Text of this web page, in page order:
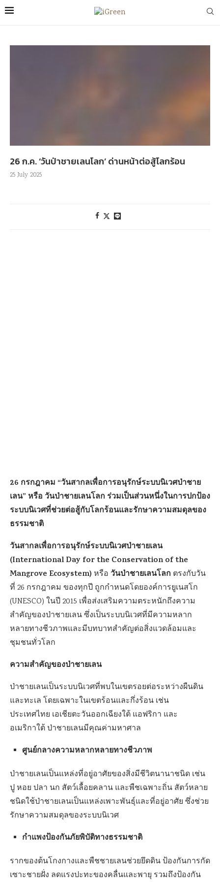
26 ก.ค. ‘วันป่าชายเลนโลก’ ด่านหน้าต่อสู้โลกร้อน
25 July 2025
26 กรกฎาคม “วันสากลเพื่อการอนุรักษ์ระบบนิเวศป่าชาย
เลน” หรือ วันป่าชายเลนโลก ร่วมเป็นส่วนหนึ่งในการปกป้อง
ระบบนิเวศที่ช่วยต่อสู้กับโลกร้อนและรักษาความสมดุลของ
ธรรมชาติ
วันสากลเพื่อการอนุรักษ์ระบบนิเวศป่าชายเลน
(International Day for the Conservation of the
Mangrove Ecosystem) หรือ วันป่าชายเลนโลก ตรงกับวัน
ที่ 26 กรกฎาคม ของทุกปี ถูกกำหนดโดยองค์การยูเนสโก
(UNESCO) ในปี 2015 เพื่อส่งเสริมความตระหนักถึงความ
สำคัญของป่าชายเลน ซึ่งเป็นระบบนิเวศที่มีความหลาก
หลายทางชีวภาพและมีบทบาทสำคัญต่อสิ่งแวดล้อมและ
ชุมชนทั่วโลก
ความสำคัญของป่าชายเลน
ป่าชายเลนเป็นระบบนิเวศที่พบในเขตรอยต่อระหว่างผืนดิน
และทะเล โดยเฉพาะในเขตร้อนและกึ่งร้อน เช่น
ประเทศไทย เอเชียตะวันออกเฉียงใต้ แอฟริกา และ
อเมริกาใต้ ป่าชายเลนมีคุณค่ามหาศาล
ศูนย์กลางความหลากหลายทางชีวภาพ
ป่าชายเลนเป็นแหล่งที่อยู่อาศัยของสิ่งมีชีวิตนานาชนิด เช่น
ปู หอย ปลา นก สัตว์เลื้อยคลาน และพืชเฉพาะถิ่น สัตว์หลาย
ชนิดใช้ป่าชายเลนเป็นแหล่งเพาะพันธุ์และที่อยู่อาศัย ซึ่งช่วย
รักษาความสมดุลของระบบนิเวศ
กำแพงป้องกันภัยพิบัติทางธรรมชาติ
รากของต้นโกงกางและพืชชายเลนช่วยยึดดิน ป้องกันการกัด
เซาะชายฝั่ง ลดแรงปะทะของคลื่นและพายุ รวมถึงป้องกัน